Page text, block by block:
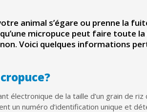
animal s’égare ou prenne la
micropuce peut faire toute
Voici quelques informations
électronique de la taille d’un grain de riz
un numéro d’identification unique et